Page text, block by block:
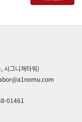
시그니쳐타워)
01461